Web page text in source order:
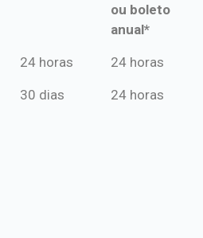
ou boleto
anual*
*Pagamento
mensal*
*Pagamento
de crédito
24 horas 24 horas
30 dias 24 horas